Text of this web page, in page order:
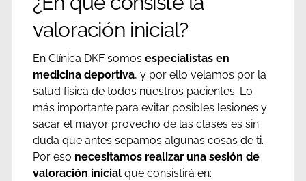
valoración inicial?
En Clínica DKF somos especialistas en
medicina deportiva, y por ello velamos por la
salud física de todos nuestros pacientes. Lo
más importante para evitar posibles lesiones y
sacar el mayor provecho de las clases es sin
duda que antes sepamos algunas cosas de ti.
Por eso necesitamos realizar una sesión de
valoración inicialque consistirá en: